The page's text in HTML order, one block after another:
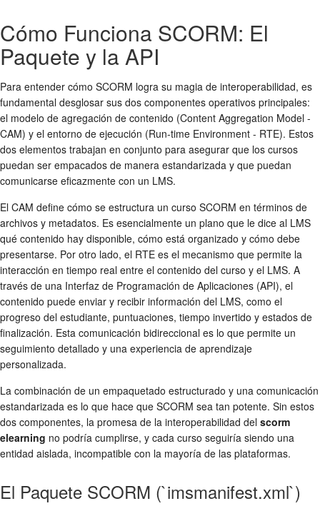
Cómo Funciona SCORM: El
Paquete y la API
Para entender cómo SCORM logra su magia de interoperabilidad, es
fundamental desglosar sus dos componentes operativos principales:
el modelo de agregación de contenido (Content Aggregation Model -
CAM) y el entorno de ejecución (Run-time Environment - RTE). Estos
dos elementos trabajan en conjunto para asegurar que los cursos
puedan ser empacados de manera estandarizada y que puedan
comunicarse eficazmente con un LMS.
El CAM define cómo se estructura un curso SCORM en términos de
archivos y metadatos. Es esencialmente un plano que le dice al LMS
qué contenido hay disponible, cómo está organizado y cómo debe
presentarse. Por otro lado, el RTE es el mecanismo que permite la
interacción en tiempo real entre el contenido del curso y el LMS. A
través de una Interfaz de Programación de Aplicaciones (API), el
contenido puede enviar y recibir información del LMS, como el
progreso del estudiante, puntuaciones, tiempo invertido y estados de
finalización. Esta comunicación bidireccional es lo que permite un
seguimiento detallado y una experiencia de aprendizaje
personalizada.
La combinación de un empaquetado estructurado y una comunicación
estandarizada es lo que hace que SCORM sea tan potente. Sin estos
dos componentes, la promesa de la interoperabilidad del scorm
elearning no podría cumplirse, y cada curso seguiría siendo una
entidad aislada, incompatible con la mayoría de las plataformas.
El Paquete SCORM (`imsmanifest.xml`)